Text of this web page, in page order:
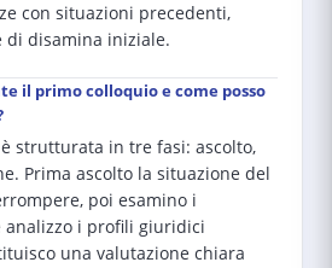
con situazioni precedenti,
di disamina iniziale.
il primo colloquio e come posso
strutturata in tre fasi: ascolto,
Prima ascolto la situazione del
poi esamino i
i profili giuridici
una valutazione chiara